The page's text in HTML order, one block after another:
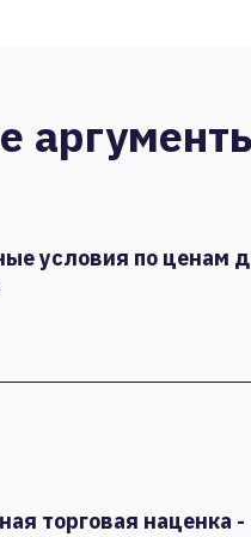
условия по ценам
торговая наценка